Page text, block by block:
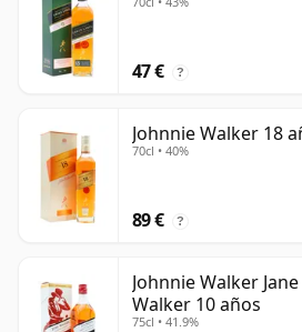
47 € ?
Johnnie Walker 18
70cl • 40%
89 € ?
Johnnie Walker
Walker 10 años
75cl • 41.9%